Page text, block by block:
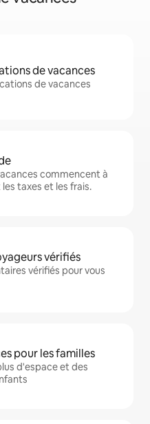
de vacances
de vacances
commencent à
taxes et les frais.
vérifiés
vérifiés pour vous
pour les familles
d'espace et des